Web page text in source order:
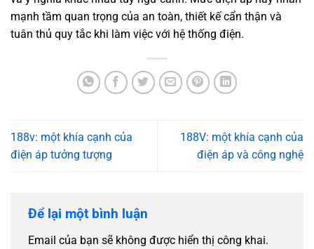
mạnh tầm quan trọng của an toàn, thiết kế cẩn thận và
tuân thủ quy tắc khi làm việc với hệ thống điện.
188v: một khía cạnh của
điện áp tưởng tượng
188V: một khía cạnh của
điện áp và công nghệ
Để lại một bình luận
Email của bạn sẽ không được hiển thị công khai.